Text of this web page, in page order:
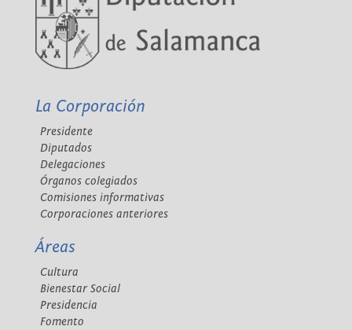
La Corporación
Presidente
Diputados
Delegaciones
Órganos colegiados
Comisiones informativas
Corporaciones anteriores
Áreas
Cultura
Bienestar Social
Presidencia
Fomento